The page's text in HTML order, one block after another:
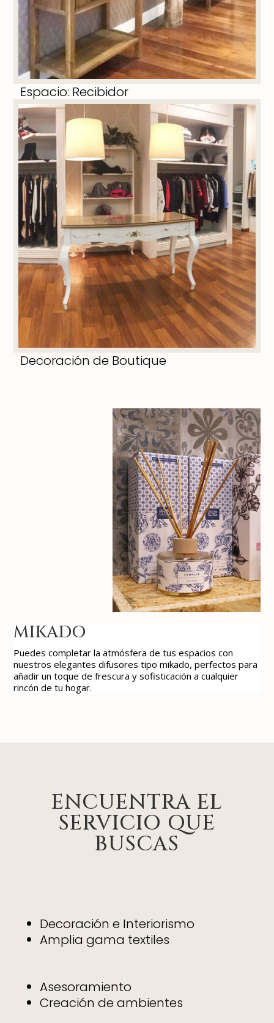
Espacio: Recibidor
Decoración de Boutique
MIKADO
Puedes completar la atmósfera de tus espacios con
nuestros elegantes difusores tipo mikado, perfectos para
añadir un toque de frescura y sofisticación a cualquier
rincón de tu hogar.
ENCUENTRA EL
SERVICIO QUE
BUSCAS
Decoración e Interiorismo
Amplia gama textiles
Asesoramiento
Creación de ambientes